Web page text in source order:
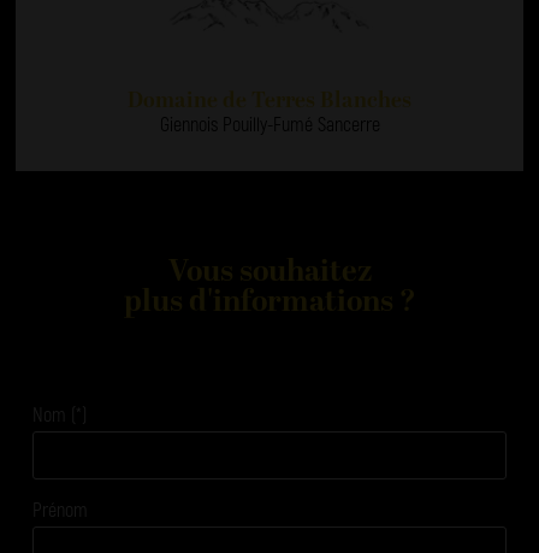
Giennois Pouilly-Fumé Sancerre
Nom (*)
Prénom